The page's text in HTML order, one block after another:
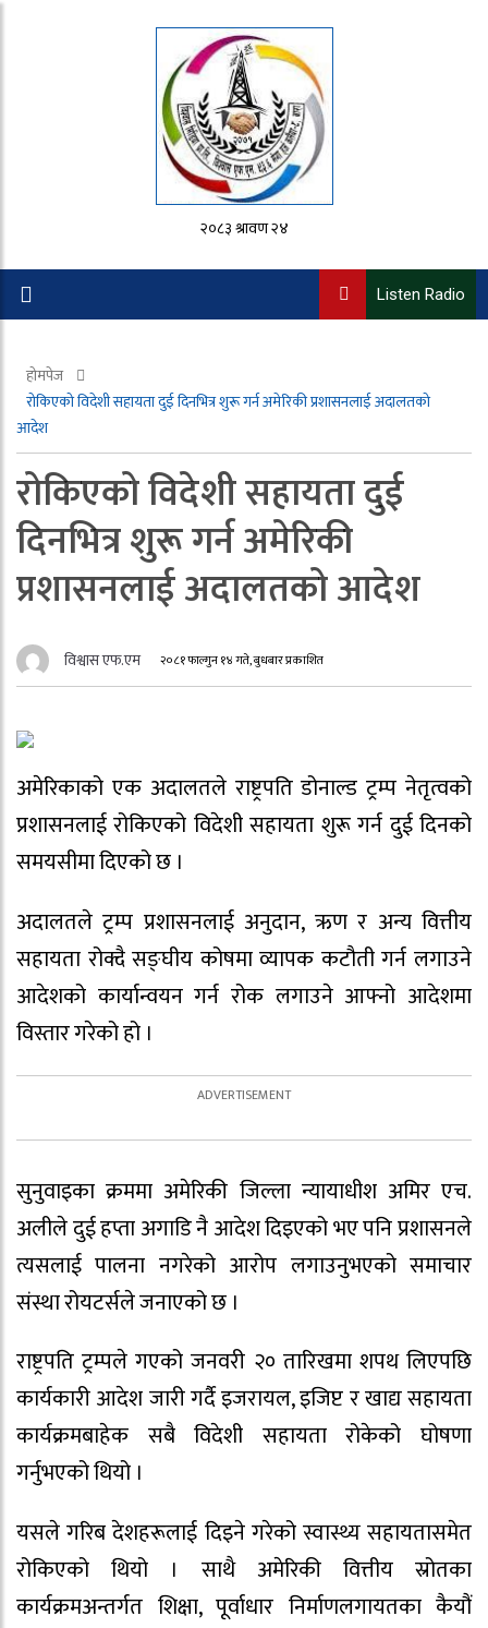
२०८३ श्रावण २४
Listen Radio
होमपेज
रोकिएको विदेशी सहायता दुई दिनभित्र शुरू गर्न अमेरिकी प्रशासनलाई अदालतको
आदेश
रोकिएको विदेशी सहायता दुई
दिनभित्र शुरू गर्न अमेरिकी
प्रशासनलाई अदालतको आदेश
विश्वास एफ.एम २०८१ फाल्गुन १४ गते, बुधबार प्रकाशित
अमेरिकाको एक अदालतले राष्ट्रपति डोनाल्ड ट्रम्प नेतृत्वको
प्रशासनलाई रोकिएको विदेशी सहायता शुरू गर्न दुई दिनको
समयसीमा दिएको छ ।
अदालतले ट्रम्प प्रशासनलाई अनुदान, ऋण र अन्य वित्तीय
सहायता रोक्दै सङ्घीय कोषमा व्यापक कटौती गर्न लगाउने
आदेशको कार्यान्वयन गर्न रोक लगाउने आफ्नो आदेशमा
विस्तार गरेको हो ।
सुनुवाइका क्रममा अमेरिकी जिल्ला न्यायाधीश अमिर एच.
अलीले दुई हप्ता अगाडि नै आदेश दिइएको भए पनि प्रशासनले
त्यसलाई पालना नगरेको आरोप लगाउनुभएको समाचार
संस्था रोयटर्सले जनाएको छ ।
राष्ट्रपति ट्रम्पले गएको जनवरी २० तारिखमा शपथ लिएपछि
कार्यकारी आदेश जारी गर्दै इजरायल, इजिप्ट र खाद्य सहायता
कार्यक्रमबाहेक सबै विदेशी सहायता रोकेको घोषणा
गर्नुभएको थियो ।
यसले गरिब देशहरूलाई दिइने गरेको स्वास्थ्य सहायतासमेत
रोकिएको थियो । साथै अमेरिकी वित्तीय स्रोतका
कार्यक्रमअन्तर्गत शिक्षा, पूर्वाधार निर्माणलगायतका कैयौं